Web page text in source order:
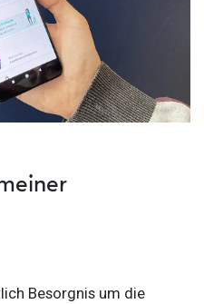
Besorgnis um die